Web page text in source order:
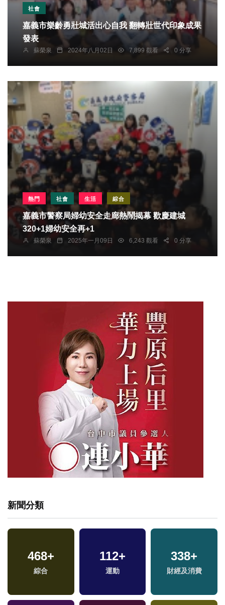
社會
嘉義市樂齡勇壯城活出心自我 翻轉壯世代印象成果
發表
蘇榮泉 2024年八月02日 7,899 觀看 0 分享
熱門 社會 生活 綜合
嘉義市警察局婦幼安全走廊熱鬧揭幕 歡慶建城
320+1婦幼安全再+1
蘇榮泉 2025年一月09日 6,243 觀看 0 分享
新聞分類
468+
綜合
112+
運動
338+
財經及消費
172+
藝文
14+
司法放大鏡
6+
綜藝